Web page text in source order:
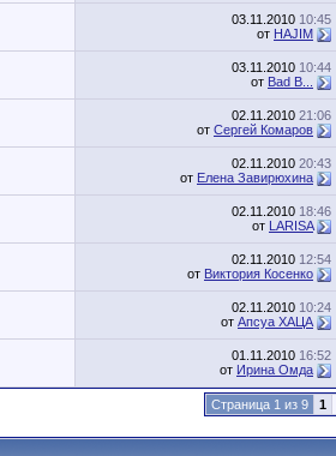
03.11.2010 10:45
от HAJIM
03.11.2010 10:44
от Bad B...
02.11.2010 21:06
от Сергей Комаров
02.11.2010 20:43
от Елена Завирюхина
02.11.2010 18:46
от LARISA
02.11.2010 12:54
от Виктория Косенко
02.11.2010 10:24
от Апсуа ХАЦА
01.11.2010 16:52
от Ирина Омда
Страница 1 из 9 1